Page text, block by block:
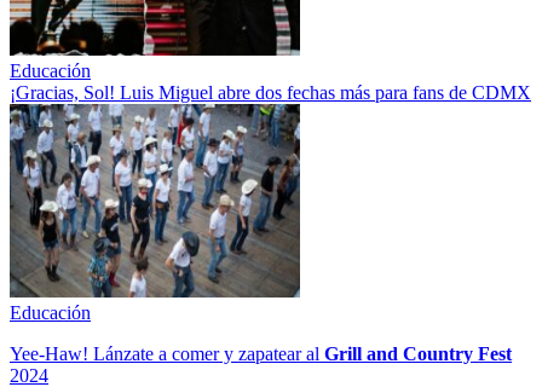
Educación
¡Gracias, Sol! Luis Miguel abre dos fechas más para fans de CDMX
Educación
Yee-Haw! Lánzate a comer y zapatear al Grill and Country Fest
2024